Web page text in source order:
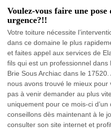
Voulez-vous faire une
urgence?!!
Votre toiture nécessite
dans ce domaine le plus
et faites appel aux services de
fils qui est un professionnel
Brie Sous Archiac dans le
nous avons trouvé le mieux pour
pas à venir demander au plus
uniquement pour ce mois-ci
conseillons dès maintenant à le
consulter son site internet et